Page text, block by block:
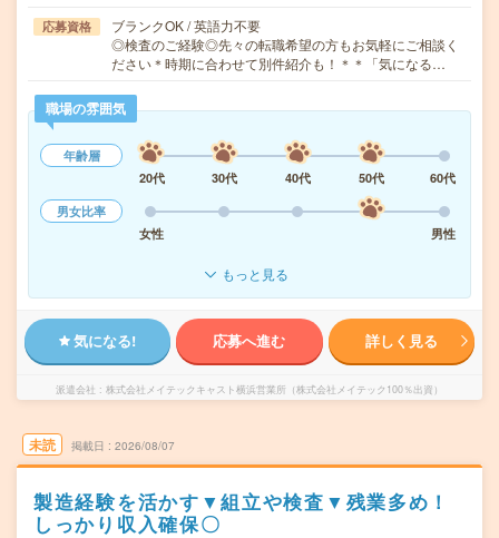
応募資格
ブランクOK / 英語力不要
◎検査のご経験◎先々の転職希望の方もお気軽にご相談く
ださい＊時期に合わせて別件紹介も！＊＊「気になる…
職場の雰囲気
年齢層
20代
30代 40代 50代
60代
男女比率
女性
男性
もっと見る
気になる! 応募へ進む 詳しく見る
派遣会社 株式会社メイテックキャスト横浜営業所（株式会社メイテック100％出資）
未読 掲載日 2026/08/07
製造経験を活かす▼組立や検査▼残業多め！
しっかり収入確保〇